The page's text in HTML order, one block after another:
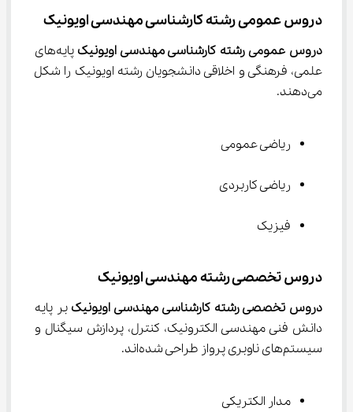
دروس عمومی رشته کارشناسی مهندسی اویونیک
دروس عمومی رشته کارشناسی مهندسی اویونیک
پایه‌های
علمی، فرهنگی و اخلاقی دانشجویان رشته اویونیک را شکل
می‌دهند.
ریاضی عمومی
ریاضی کاربردی
فیزیک
دروس تخصصی رشته مهندسی اویونیک
دروس تخصصی رشته کارشناسی مهندسی اویونیک بر پایه
دانش فنی مهندسی الکترونیک، کنترل، پردازش سیگنال و
سیستم‌های ناوبری پرواز طراحی شده‌اند.
مدار الکتریکی